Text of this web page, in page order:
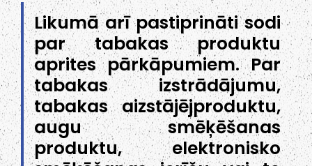
Likumā arī pastiprināti sodi
par tabakas produktu
aprites pārkāpumiem. Par
tabakas izstrādājumu,
tabakas aizstājējproduktu,
augu smēķēšanas
produktu, elektronisko